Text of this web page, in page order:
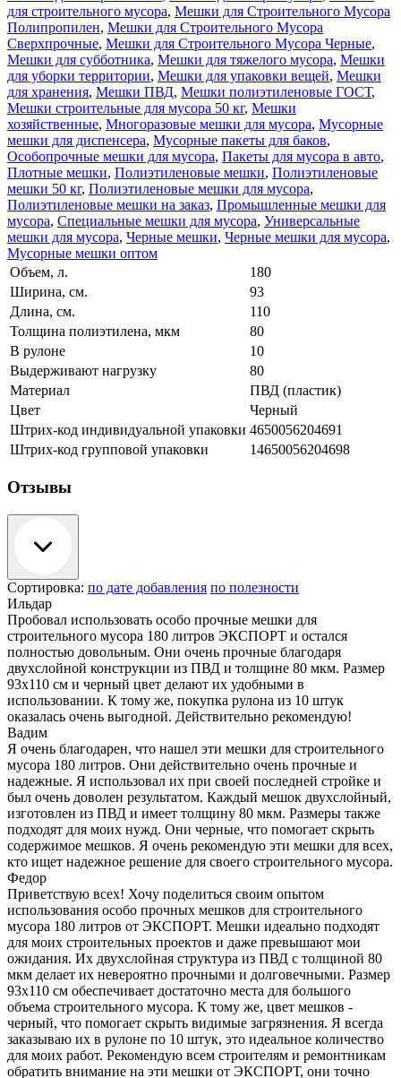
для строительного мусора, Мешки для Строительного Мусора
Полипропилен, Мешки для Строительного Мусора
Сверхпрочные, Мешки для Строительного Мусора Черные,
Мешки для субботника, Мешки для тяжелого мусора, Мешки
для уборки территории, Мешки для упаковки вещей, Мешки
для хранения, Мешки ПВД, Мешки полиэтиленовые ГОСТ,
Мешки строительные для мусора 50 кг, Мешки
хозяйственные, Многоразовые мешки для мусора, Мусорные
мешки для диспенсера, Мусорные пакеты для баков,
Особопрочные мешки для мусора, Пакеты для мусора в авто,
Плотные мешки, Полиэтиленовые мешки, Полиэтиленовые
мешки 50 кг, Полиэтиленовые мешки для мусора,
Полиэтиленовые мешки на заказ, Промышленные мешки для
мусора, Специальные мешки для мусора, Универсальные
мешки для мусора, Черные мешки, Черные мешки для мусора,
Мусорные мешки оптом
Объем, л.
180
Ширина, см.
93
Длина, см.
110
Толщина полиэтилена, мкм
80
В рулоне
10
Выдерживают нагрузку
80
Материал
ПВД (пластик)
Цвет
Черный
Штрих-код индивидуальной упаковки 4650056204691
Штрих-код групповой упаковки
14650056204698
Отзывы
Сортировка: по дате добавления по полезности
Ильдар
Пробовал использовать особо прочные мешки для
строительного мусора 180 литров ЭКСПОРТ и остался
полностью довольным. Они очень прочные благодаря
двухслойной конструкции из ПВД и толщине 80 мкм. Размер
93х110 см и черный цвет делают их удобными в
использовании. К тому же, покупка рулона из 10 штук
оказалась очень выгодной. Действительно рекомендую!
Вадим
Я очень благодарен, что нашел эти мешки для строительного
мусора 180 литров. Они действительно очень прочные и
надежные. Я использовал их при своей последней стройке и
был очень доволен результатом. Каждый мешок двухслойный,
изготовлен из ПВД и имеет толщину 80 мкм. Размеры также
подходят для моих нужд. Они черные, что помогает скрыть
содержимое мешков. Я очень рекомендую эти мешки для всех,
кто ищет надежное решение для своего строительного мусора.
Федор
Приветствую всех! Хочу поделиться своим опытом
использования особо прочных мешков для строительного
мусора 180 литров от ЭКСПОРТ. Мешки идеально подходят
для моих строительных проектов и даже превышают мои
ожидания. Их двухслойная структура из ПВД с толщиной 80
мкм делает их невероятно прочными и долговечными. Размер
93х110 см обеспечивает достаточно места для большого
объема строительного мусора. К тому же, цвет мешков -
черный, что помогает скрыть видимые загрязнения. Я всегда
заказываю их в рулоне по 10 штук, это идеальное количество
для моих работ. Рекомендую всем строителям и ремонтникам
обратить внимание на эти мешки от ЭКСПОРТ, они точно